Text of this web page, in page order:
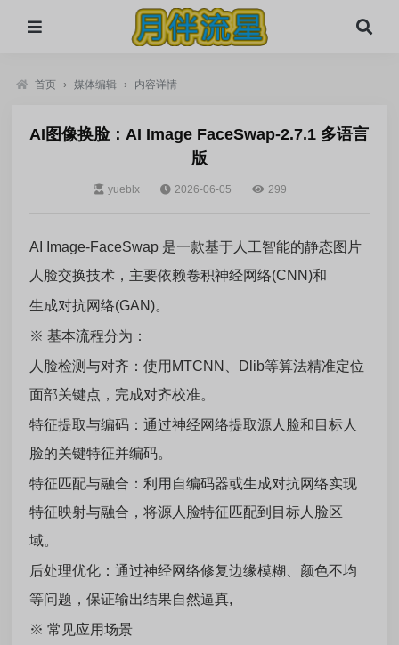
首页 › 媒体编辑 › 内容详情
AI图像换脸：AI Image FaceSwap-2.7.1 多语言
版
yueblx 2026-06-05 299
AI Image-FaceSwap 是一款基于人工智能的静态图片
人脸交换技术，主要依赖卷积神经网络(CNN)和
生成对抗网络(GAN)。
※ 基本流程分为：
人脸检测与对齐：使用MTCNN、Dlib等算法精准定位
面部关键点，完成对齐校准。
特征提取与编码：通过神经网络提取源人脸和目标人
脸的关键特征并编码。
特征匹配与融合：利用自编码器或生成对抗网络实现
特征映射与融合，将源人脸特征匹配到目标人脸区
域。
后处理优化：通过神经网络修复边缘模糊、颜色不均
等问题，保证输出结果自然逼真,
※ 常见应用场景